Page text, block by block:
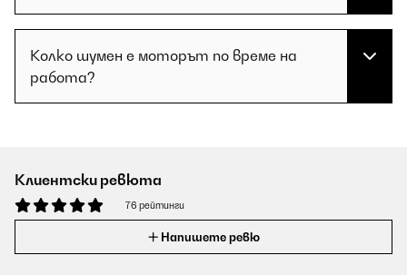
Колко шумен е моторът по време на
работа?
Клиентски ревюта
76 рейтинги
Напишете ревю